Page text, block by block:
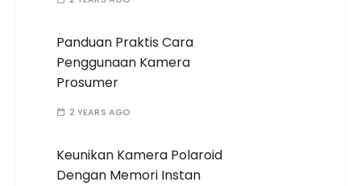
Panduan Praktis Cara
Penggunaan Kamera
Prosumer
2 YEARS AGO
Keunikan Kamera Polaroid
Dengan Memori Instan